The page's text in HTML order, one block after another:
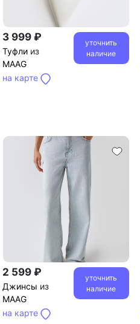
3 999 ₽
Туфли из
MAAG
на карте
уточнить
наличие
2 599 ₽
Джинсы из
MAAG
на карте
уточнить
наличие